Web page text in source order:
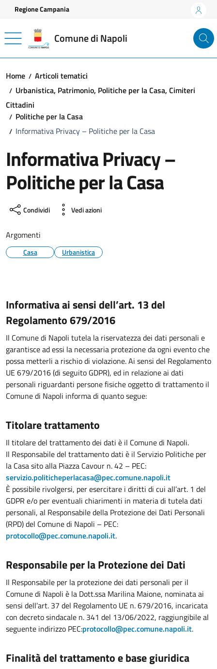
Vai ai contenuti
Vai al footer
Regione Campania
Comune di Napoli
Home
Articoli tematici
Urbanistica, Patrimonio, Politiche per la Casa, Cimiteri
Cittadini
Politiche per la Casa
Informativa Privacy – Politiche per la Casa
Informativa Privacy –
Politiche per la Casa
Condividi Vedi azioni
Argomenti
Casa Urbanistica
Informativa ai sensi dell’art. 13 del
Regolamento 679/2016
Il Comune di Napoli tutela la riservatezza dei dati personali e
garantisce ad essi la necessaria protezione da ogni evento che
possa metterli a rischio di violazione. Ai sensi del Regolamento
UE 679/2016 (di seguito GDPR), ed in relazione ai dati
personali riguardanti persone fisiche oggetto di trattamento il
Comune di Napoli informa di quanto segue:
Titolare trattamento
Il titolare del trattamento dei dati è il Comune di Napoli.
Il Responsabile del trattamento dati è il Servizio Politiche per
la Casa sito alla Piazza Cavour n. 42 – PEC:
servizio.politicheperlacasa@pec.comune.napoli.it
È possibile rivolgersi, per esercitare i diritti di cui all’art. 1 del
GDPR e/o per eventuali chiarimenti in materia di tutela dati
personali, al Responsabile della Protezione dei Dati Personali
(RPD) del Comune di Napoli – PEC:
protocollo@pec.comune.napoli.it.
Responsabile per la Protezione dei Dati
Il Responsabile per la protezione dei dati personali per il
Comune di Napoli è la Dott.ssa Marilina Maione, nominata ai
sensi dell’art. 37 del Regolamento UE n. 679/2016, incaricata
con decreto sindacale n. 341 del 13/06/2022, raggiungibile al
seguente indirizzo PEC:protocollo@pec.comune.napoli.it.
Finalità del trattamento e base giuridica